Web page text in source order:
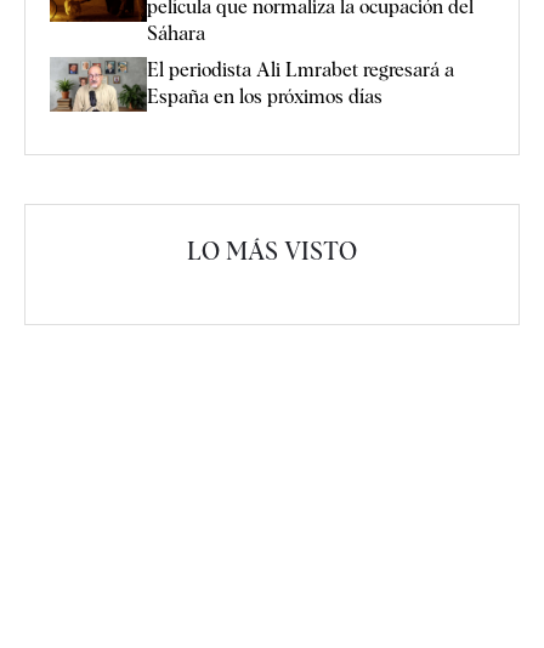
película que normaliza la ocupación del
Sáhara
El periodista Ali Lmrabet regresará a
España en los próximos días
LO MÁS VISTO